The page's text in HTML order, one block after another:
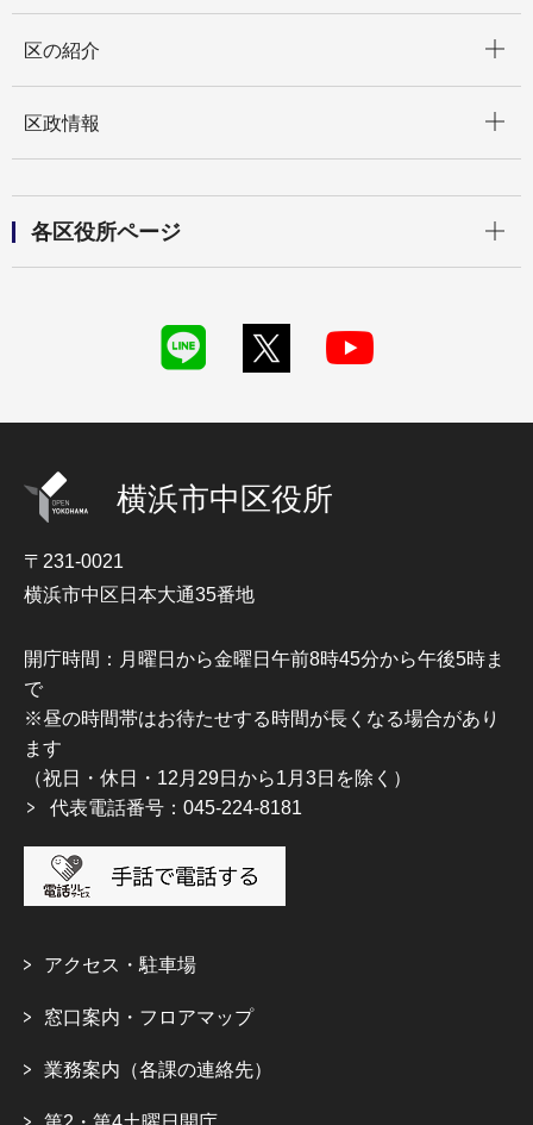
区の紹介
区政情報
各区役所ページ
横浜市中区役所
〒231-0021
横浜市中区日本大通35番地
開庁時間：月曜日から金曜日午前8時45分から午後5時ま
で
※昼の時間帯はお待たせする時間が長くなる場合があり
ます
（祝日・休日・12月29日から1月3日を除く）
代表電話番号：045-224-8181
アクセス・駐車場
窓口案内・フロアマップ
業務案内（各課の連絡先）